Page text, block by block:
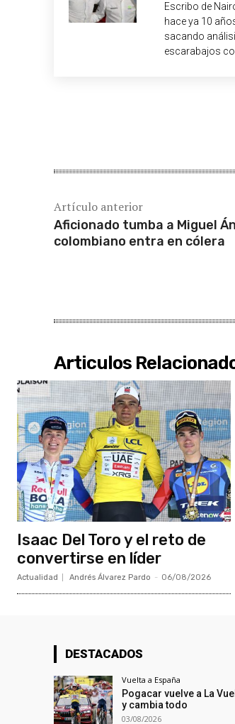
Escribo de
hace ya 10
sacando
escarabajos
Artículo anterior
Aficionado tumba a Miguel
colombiano entra en cólera
Articulos
Isaac Del Toro y el reto de
convertirse en líder
Actualidad Andrés Álvarez Pardo - 06/08/2026
DESTACADOS
Vuelta a España
Pogacar vuelve a La
y cambia todo
03/08/2026